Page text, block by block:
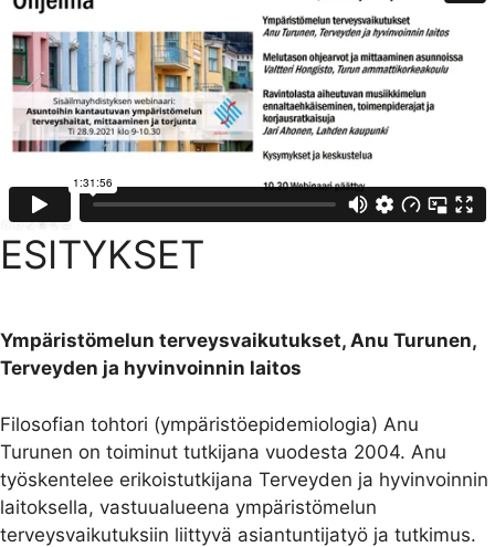
ESITYKSET
Ympäristömelun terveysvaikutukset, Anu Turunen,
Terveyden ja hyvinvoinnin laitos
Filosofian tohtori (ympäristöepidemiologia) Anu
Turunen on toiminut tutkijana vuodesta 2004. Anu
työskentelee erikoistutkijana Terveyden ja hyvinvoinnin
laitoksella, vastuualueena ympäristömelun
terveysvaikutuksiin liittyvä asiantuntijatyö ja tutkimus.